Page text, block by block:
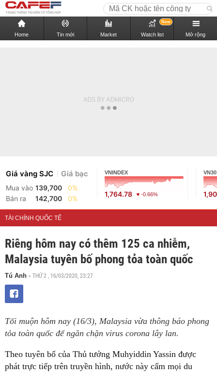
Home Tin mới Market Watch list
New
Mở rộng
Giá vàng SJC Giá bạc
Mua vào 139,700
0%
Bán ra
142,700 0%
VNINDEX
1,764.78 -0.66%
VN30
TÀI CHÍNH QUỐC TẾ
Riêng hôm nay có thêm 125 ca nhiễm,
Malaysia tuyên bố phong tỏa toàn quốc
Tú Anh - THỨ 2 , 16/03/2020, 23:27
Tối muộn hôm nay (16/3), Malaysia vừa thông báo phong
tỏa toàn quốc để ngăn chặn virus corona lây lan.
Theo tuyên bố của Thủ tướng Muhyiddin Yassin được
phát trực tiếp trên truyền hình, nước này cấm mọi du